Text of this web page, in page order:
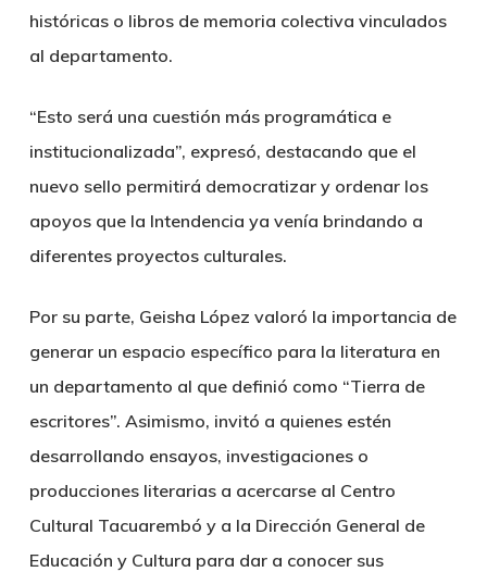
históricas o libros de memoria colectiva vinculados
al departamento.
“Esto será una cuestión más programática e
institucionalizada”, expresó, destacando que el
nuevo sello permitirá democratizar y ordenar los
apoyos que la Intendencia ya venía brindando a
diferentes proyectos culturales.
Por su parte, Geisha López valoró la importancia de
generar un espacio específico para la literatura en
un departamento al que definió como “Tierra de
escritores”. Asimismo, invitó a quienes estén
desarrollando ensayos, investigaciones o
producciones literarias a acercarse al Centro
Cultural Tacuarembó y a la Dirección General de
Educación y Cultura para dar a conocer sus